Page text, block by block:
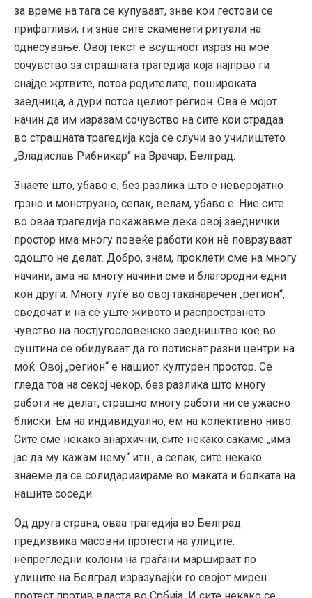
за време на тага се купуваат, знае кои гестови се
прифатливи, ги знае сите скаменети ритуали на
однесување. Овој текст е всушност израз на мое
сочувство за страшната трагедија која најпрво ги
снајде жртвите, потоа родителите, пошироката
заедница, а дури потоа целиот регион. Ова е мојот
начин да им изразам сочувство на сите кои страдаа
во страшната трагедија која се случи во училиштето
„Владислав Рибникар“ на Врачар, Белград.
Знаете што, убаво е, без разлика што е неверојатно
грзно и монструзно, сепак, велам, убаво е. Ние сите
во оваа трагедија покажавме дека овој заеднички
простор има многу повеќе работи кои нè поврзуваат
одошто не делат. Добро, знам, проклети сме на многу
начини, ама на многу начини сме и благородни едни
кон други. Многу луѓе во овој таканаречен „регион“,
сведочaт и на сè уште живото и распространето
чувство на постјугословенско заедништво кое во
суштина се обидуваат да го потиснат разни центри на
моќ. Овој „регион“ е нашиот културен простор. Се
гледа тоа на секој чекор, без разлика што многу
работи не делат, страшно многу работи ни се ужасно
блиски. Ем на индивидуално, ем на колективно ниво.
Сите сме некако анархични, сите некако сакаме „има
јас да му кажам нему“ итн., а сепак, сите некако
знаеме да се солидаризираме во маката и болката на
нашите соседи.
Од друга страна, оваа трагедија во Белград
предизвика масовни протести на улиците:
непрегледни колони на граѓани маршираат по
улиците на Белград изразувајќи го својот мирен